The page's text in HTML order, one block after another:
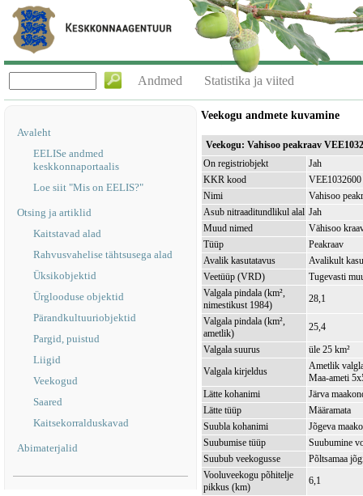
Andmed Statistika ja viited
Avaleht
EELISe andmed
keskkonnaportaalis
Loe siit "Mis on EELIS?"
Otsing ja artiklid
Kaitstavad alad
Rahvusvahelise tähtsusega alad
Üksikobjektid
Ürglooduse objektid
Pärandkultuuriobjektid
Pargid, puistud
Liigid
Veekogud
Saared
Kaitsekorralduskavad
Abimaterjalid
Veekogu andmete kuvamine
Veekogu: Vahisoo peakraav
On registriobjekt
Jah
KKR kood
VEE1032600
Nimi
Vahisoo
Asub nitraaditundlikul alal Jah
Muud nimed
Vähisoo
Tüüp
Peakraav
Avalik kasutatavus
Avalikult
Veetüüp (VRD)
Tugevasti
Valgala pindala (km²,
nimestikust 1984)
28,1
Valgala pindala (km²,
ametlik)
25,4
Valgala suurus
üle 25 km²
Valgala kirjeldus
Ametlik
Maa-ameti
Lätte kohanimi
Järva
Lätte tüüp
Määramata
Suubla kohanimi
Jõgeva
Suubumise tüüp
Suubumine
Suubub veekogusse
Põltsamaa
Vooluveekogu põhitelje
pikkus (km)
6,1